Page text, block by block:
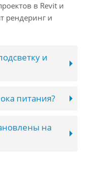
в Revit и
рендеринг и
и
питания?
на